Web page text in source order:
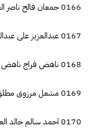
0166 جمعان فالح ناصر العازمى
0167 عبدالعزيز على عبدالله العوضى
0168 ناهض فراج ناهض العجمي
0169 مشعل مرزوق مطلق العازمي
0170 احمد سالم خالد العازمي